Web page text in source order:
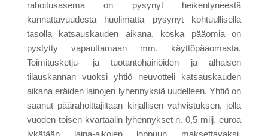
rahoitusasema on pysynyt heikentyneestä
kannattavuudesta huolimatta pysynyt kohtuullisella
tasolla katsauskauden aikana, koska pääomia on
pystytty vapauttamaan mm. käyttöpääomasta.
Toimitusketju- ja tuotantohäiriöiden ja alhaisen
tilauskannan vuoksi yhtiö neuvotteli katsauskauden
aikana eräiden lainojen lyhennyksiä uudelleen. Yhtiö on
saanut päärahoittajiltaan kirjallisen vahvistuksen, jolla
vuoden toisen kvartaalin lyhennykset n. 0,5 milj. euroa